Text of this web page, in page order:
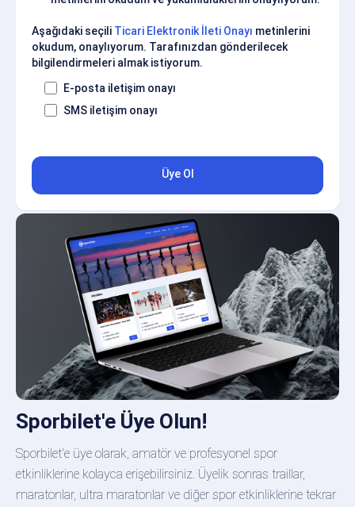
Aşağıdaki seçili Ticari Elektronik İleti Onayı metinlerini
okudum, onaylıyorum. Tarafınızdan gönderilecek
bilgilendirmeleri almak istiyorum.
E-posta iletişim onayı
SMS iletişim onayı
Üye Ol
Sporbilet'e Üye Olun!
Sporbilet'e üye olarak, amatör ve profesyonel spor
etkinliklerine kolayca erişebilirsiniz. Üyelik sonras traillar,
maratonlar, ultra maratonlar ve diğer spor etkinliklerine tekrar